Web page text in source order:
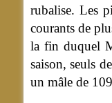
rubalise. Les
courants de
la fin duquel
saison, seuls
un mâle de